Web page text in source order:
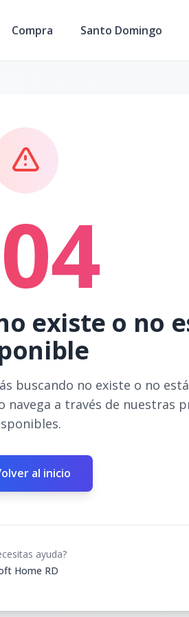
Compra Santo Domingo
existe o no
buscando no existe o no
navega a través de nuestras
al inicio
ayuda?
Home RD